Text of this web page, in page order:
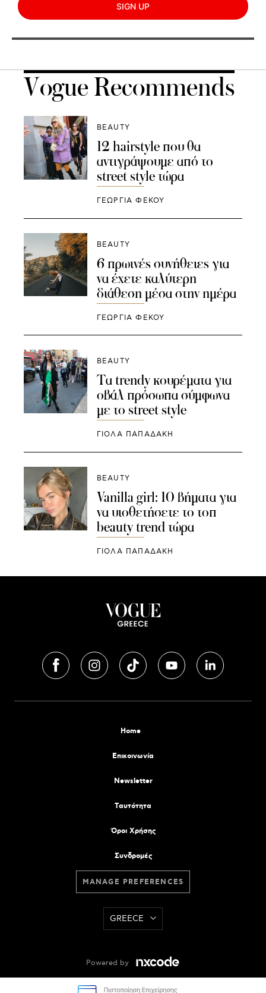
SIGN UP
Vogue Recommends
BEAUTY
12 hairstyle που θα
αντιγράψουμε από το
street style τώρα
ΓΕΩΡΓΙΑ ΦΕΚΟΥ
BEAUTY
6 πρωινές συνήθειες για
να έχετε καλύτερη
διάθεση μέσα στην ημέρα
ΓΕΩΡΓΙΑ ΦΕΚΟΥ
BEAUTY
Τα trendy κουρέματα για
οβάλ πρόσωπα σύμφωνα
με το street style
ΓΙΌΛΑ ΠΑΠΑΔΆΚΗ
BEAUTY
Vanilla girl: 10 βήματα για
να υιοθετήσετε το τοπ
beauty trend τώρα
ΓΙΌΛΑ ΠΑΠΑΔΆΚΗ
Home
Επικοινωνία
Newsletter
Tαυτότητα
Όροι Χρήσης
Συνδρομές
MANAGE PREFERENCES
GREECE
Powered by